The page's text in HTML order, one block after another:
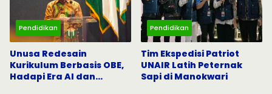
Pendidikan
Unusa Redesain
Kurikulum Berbasis OBE,
Hadapi Era AI dan
Pendidikan
Tim Ekspedisi Patriot
UNAIR Latih Peternak
Sapi di Manokwari